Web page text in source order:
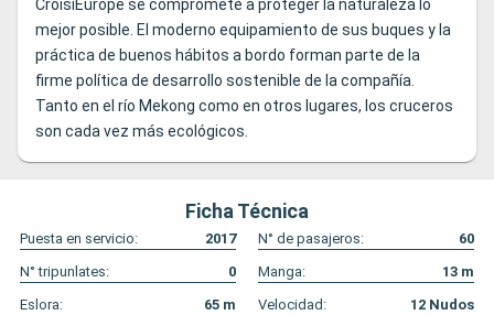
CroisiEurope se compromete a proteger la naturaleza lo
mejor posible. El moderno equipamiento de sus buques y la
práctica de buenos hábitos a bordo forman parte de la
firme política de desarrollo sostenible de la compañía.
Tanto en el río Mekong como en otros lugares, los cruceros
son cada vez más ecológicos.
Ficha Técnica
Puesta en servicio: 2017 N° de pasajeros:
60
N° tripunlates:
0 Manga: 13 m
Eslora:
65 m Velocidad: 12 Nudos